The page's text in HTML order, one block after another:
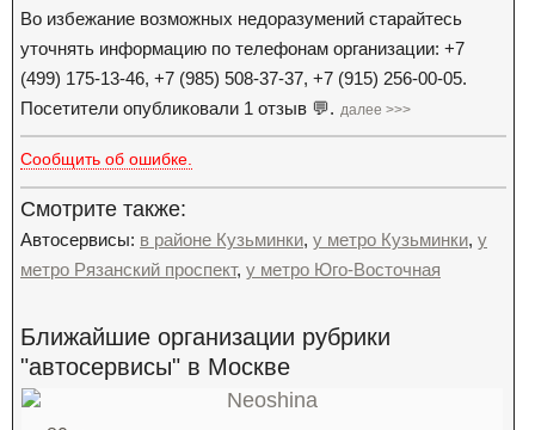
Во избежание возможных недоразумений старайтесь
уточнять информацию по телефонам организации: +7
(499) 175-13-46, +7 (985) 508-37-37, +7 (915) 256-00-05.
Посетители опубликовали 1 отзыв 💬. далее >>>
Сообщить об ошибке.
Смотрите также:
Автосервисы: в районе Кузьминки, у метро Кузьминки, у
метро Рязанский проспект, у метро Юго-Восточная
Ближайшие организации рубрики
"автосервисы" в Москве